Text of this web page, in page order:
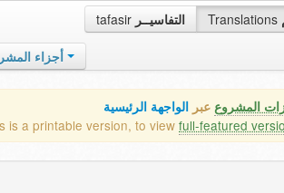
tafasir التفاسيــر Translations
أجزاء
المشروع عبر الواجهة الرئيسية
is a printable version, to view full-featured